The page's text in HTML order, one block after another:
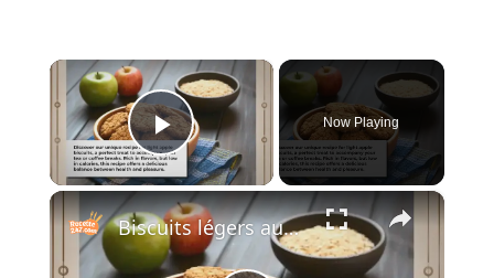
×
Play Video
Now Playing
×
Biscuits légers aux pommes : Une douceur légère et irrésistible